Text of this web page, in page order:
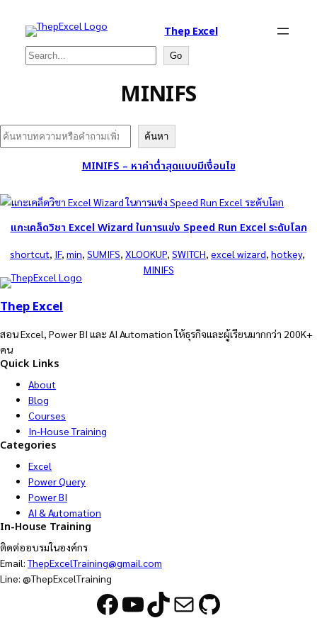
Thep Excel
Search Go
MINIFS
Search ค้นหา
MINIFS – หาค่าต่ำสุดแบบมีเงื่อนไข
แกะเคล็ดวิชา Excel Wizard ในการแข่ง Speed Run Excel ระดับโลก
shortcut, IF, min, SUMIFS, XLOOKUP, SWITCH, excel wizard, hotkey
MINIFS
Thep Excel
สอน Excel, Power BI และ AI Automation ให้ธุรกิจและผู้เรียนมากกว่า 200K+
คน
Quick Links
About
Blog
Courses
In-House Training
Categories
Excel
Power Query
Power BI
AI & Automation
In-House Training
ติดต่ออบรมในองค์กร
Email:ThepExcelTraining@gmail.com
Line: @ThepExcelTraining
Facebook YouTube TikTok Mail GitHub